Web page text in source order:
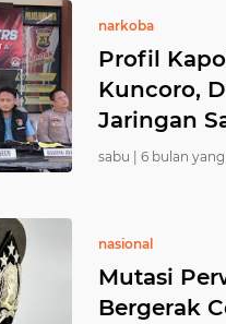
narkoba
Profil
Kuncoro,
Jaringan
sabu | 6 bulan
nasional
Mutasi
Bergerak